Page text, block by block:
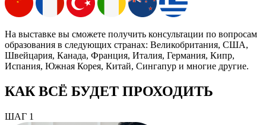
На выставке вы сможете получить консультации по вопросам
образования в следующих странах: Великобритания, США,
Швейцария, Канада, Франция, Италия, Германия, Кипр,
Испания, Южная Корея, Китай, Сингапур и многие другие.
КАК ВСЁ БУДЕТ ПРОХОДИТЬ
ШАГ 1